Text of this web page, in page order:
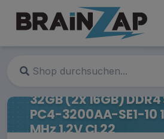
32GB (2x 16GB)
PC4-3200AA-SE1-10
MHz 1.2V CL22